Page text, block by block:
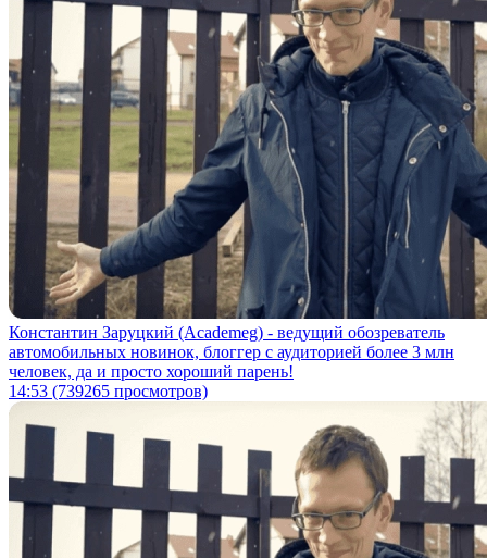
Константин Заруцкий (Academeg) - ведущий обозреватель
автомобильных новинок, блоггер с аудиторией более 3 млн
человек, да и просто хороший парень!
14:53 (739265 просмотров)